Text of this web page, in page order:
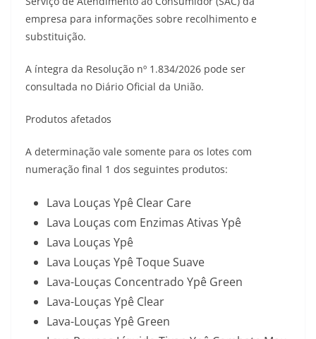
empresa para informações sobre recolhimento e
substituição.
A íntegra da Resolução nº 1.834/2026 pode ser
consultada no Diário Oficial da União.
Produtos afetados
A determinação vale somente para os lotes com
numeração final 1 dos seguintes produtos:
Lava Louças Ypê Clear Care
Lava Louças com Enzimas Ativas Ypê
Lava Louças Ypê
Lava Louças Ypê Toque Suave
Lava-Louças Concentrado Ypê Green
Lava-Louças Ypê Clear
Lava-Louças Ypê Green